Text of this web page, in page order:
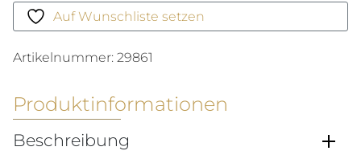
600M
Menge
Auf Wunschliste setzen
Artikelnummer: 29861
Produktinformationen
Beschreibung